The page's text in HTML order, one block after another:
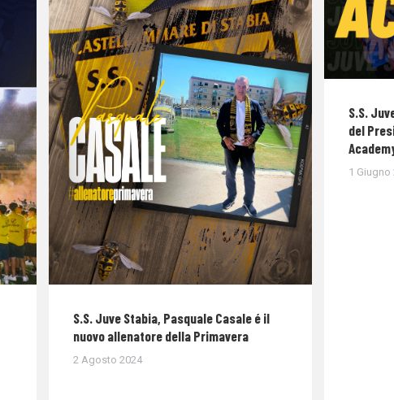
S.S. Juve Stabia, Pasquale Casale é il
nuovo allenatore della Primavera
2 Agosto 2024
S.S.
del
1 Giugno